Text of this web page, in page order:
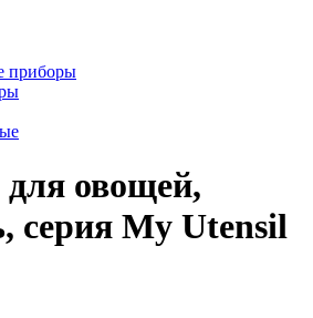
приборы
овощей,
серия My Utensil